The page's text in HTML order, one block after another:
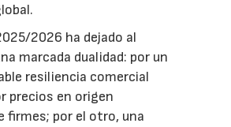
2026 ha dejado al
marcada dualidad: por un
resiliencia comercial
precios en origen
firmes; por el otro, una